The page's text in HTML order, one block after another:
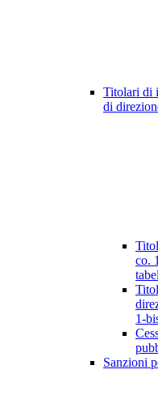
Titolari di
di
co.
1-
Sanzioni